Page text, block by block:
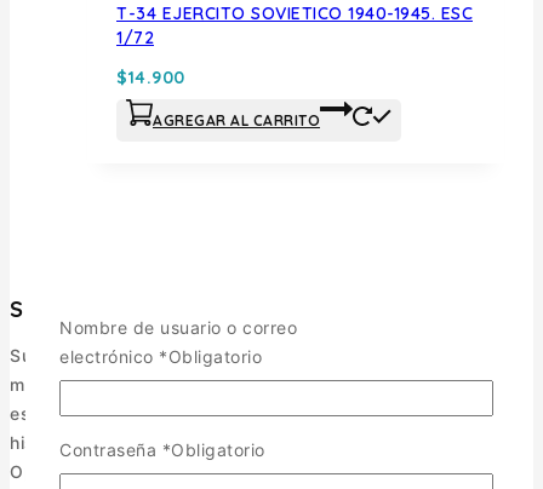
T-34 EJERCITO SOVIETICO 1940-1945. ESC
1/72
$14.900
AGREGAR AL CARRITO
Surmaquetas
Surmaquetas es una tienda online de maquetismo y
modelismo ubicada en Valdivia, Región de Los Ríos. Nos
especializamos en maquetismo militar, figuras, libros de
historia y accesorios.
Operamos como e-commerce, enviando a todo Chile y
Nombre de usuario o correo
electrónico *Obligatorio
Contraseña *Obligatorio